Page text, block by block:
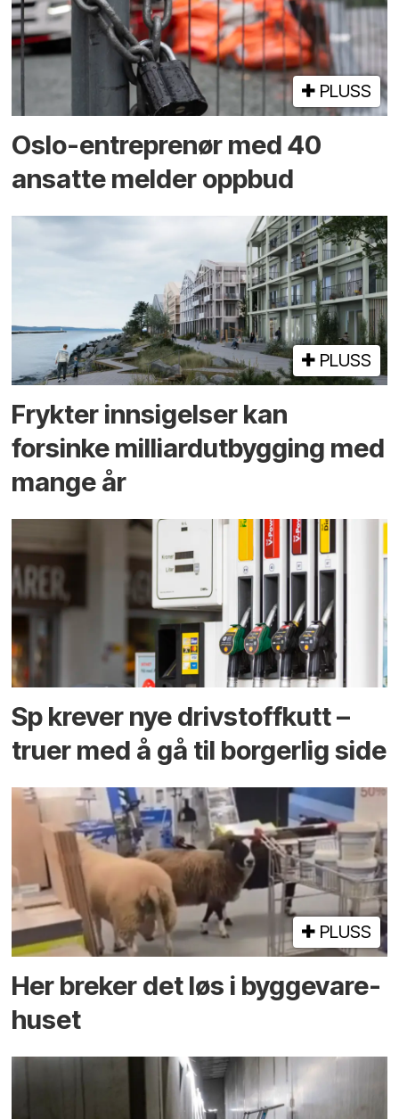
PLUSS
Oslo-entreprenør med 40
ansatte melder oppbud
PLUSS
Frykter innsigelser kan
forsinke milliard­utbygging med
mange år
Sp krever nye drivstoffkutt –
truer med å gå til borgerlig side
PLUSS
Her breker det løs i bygge­vare­
huset